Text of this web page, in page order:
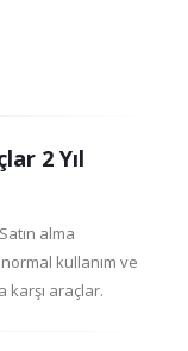
2 Yıl
alma
kullanım ve
karşı araçlar.